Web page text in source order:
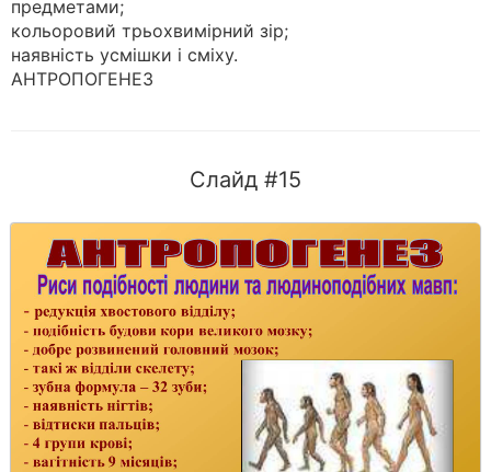
предметами;
кольоровий трьохвимірний зір;
наявність усмішки і сміху.
АНТРОПОГЕНЕЗ
Слайд #15